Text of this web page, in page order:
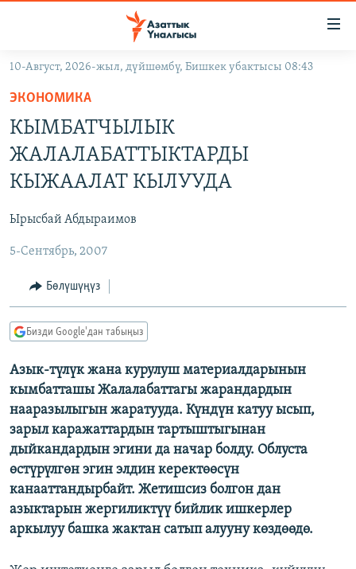
Навигацияга
өтүңүз
Издөөгө
салыңыз
САЯСАТ
МАДАНИЯТ
ДҮЙНӨ
УКРАИНА
ТВ ПРОГРАММАЛАР
БҮГҮН АЗАТТЫКТА
ЭКСПЕРТТЕР ТАЛДАЙТ
ДАНИСТЕ
ЭЖЕ-СИҢДИЛЕР
ЫҢГАЙСЫЗ СУРООЛОР
ПОДКАСТ
ӨЗГӨЧӨ ПИКИР
Русский
ОНЛАЙН ШЕРИНЕ
ЭЕ/АРнун бардык сайттары
10-Август, 2026-жыл, дүйшөмбү, Бишкек убактысы 08:43
ЭКОНОМИКА
КЫМБАТЧЫЛЫК
ЖАЛАЛАБАТТЫКТАРДЫ
КЫЖААЛАТ КЫЛУУДА
Ырысбай Абдыраимов
5-Сентябрь, 2007
Бөлүшүңүз
Бизди Google'дан табыңыз
Азык-түлүк жана курулуш материалдарынын
кымбатташы Жалалабаттагы жарандардын
нааразылыгын жаратууда. Күндүн катуу ысып,
зарыл каражаттардын тартыштыгынан
дыйкандардын эгини да начар болду. Облуста
өстүрүлгөн эгин элдин керектөөсүн
канааттандырбайт. Жетишсиз болгон дан
азыктарын жергиликтүү бийлик ишкерлер
аркылуу башка жактан сатып алууну көздөөдө.